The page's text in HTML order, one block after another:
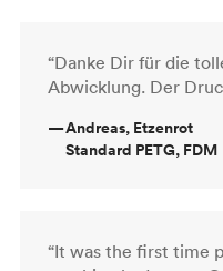
“Danke Dir für die
Abwicklung. Der
—Andreas, Etzenrot
Standard PETG, FDM
“It was the first time